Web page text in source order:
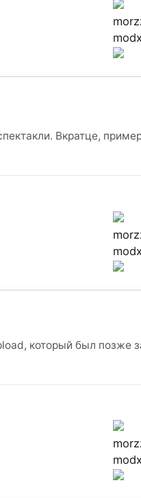
Вкратце,
который был позже